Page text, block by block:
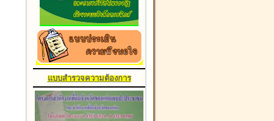
แบบสำรวจความต้องการ